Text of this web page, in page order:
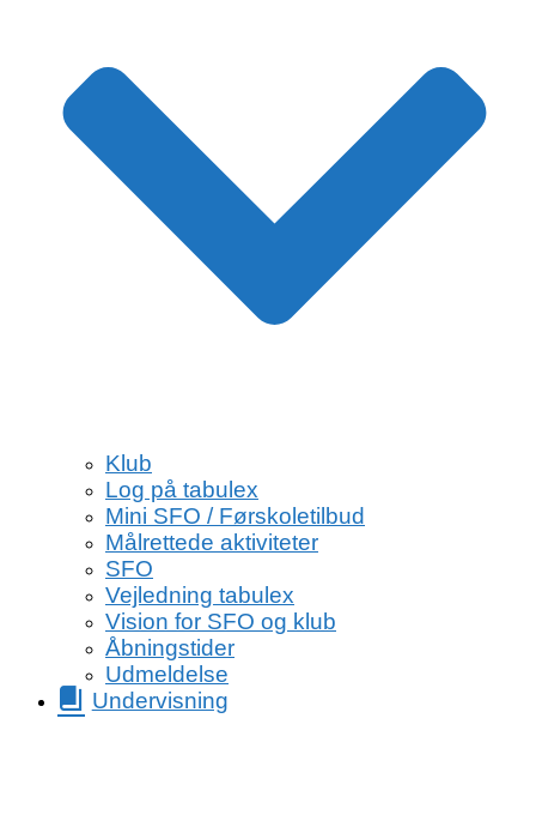
Klub
Log på tabulex
Mini SFO / Førskoletilbud
Målrettede aktiviteter
SFO
Vejledning tabulex
Vision for SFO og klub
Åbningstider
Udmeldelse
Undervisning